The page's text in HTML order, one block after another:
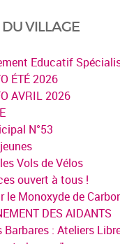
VILLAGE
Educatif
ÉTÉ 2026
AVRIL 2026
N°53
Vols de Vélos
ouvert à tous !
le Monoxyde de
DES AIDANTS
Barbares : Ateliers